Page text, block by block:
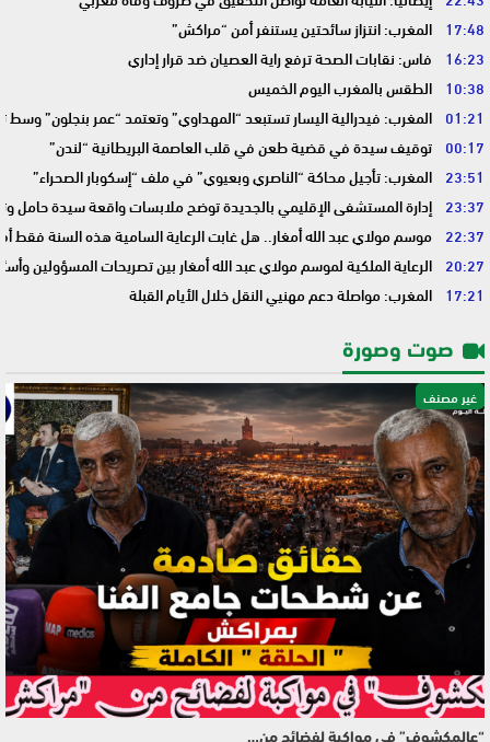
17:48 المغرب: انتزاز سائحتين يستنفر أمن “مراكش”
16:23 فاس: نقابات الصحة ترفع راية العصيان ضد قرار إداري
10:38 الطقس بالمغرب اليوم الخميس
01:21 المغرب: فيدرالية اليسار تستبعد “المهداوي” وتعتمد “عمر بنجلون”
00:17 توقيف سيدة في قضية طعن في قلب العاصمة البريطانية “لندن”
23:51 المغرب: تأجيل محاكة “الناصري وبعيوي” في ملف “إسكوبار الصحراء”
23:37 إدارة المستشفى الإقليمي بالجديدة توضح ملابسات واقعة سيدة حامل
22:37 موسم مولاي عبد الله أمغار.. هل غابت الرعاية السامية هذه السنة فقط
20:27 الرعاية الملكية لموسم مولاي عبد الله أمغار بين تصريحات المسؤولين
17:21 المغرب: مواصلة دعم مهنيي النقل خلال الأيام القبلة
صوت وصورة
غير مصنف
“عالمكشوف” في مواكبة لفضائح من…